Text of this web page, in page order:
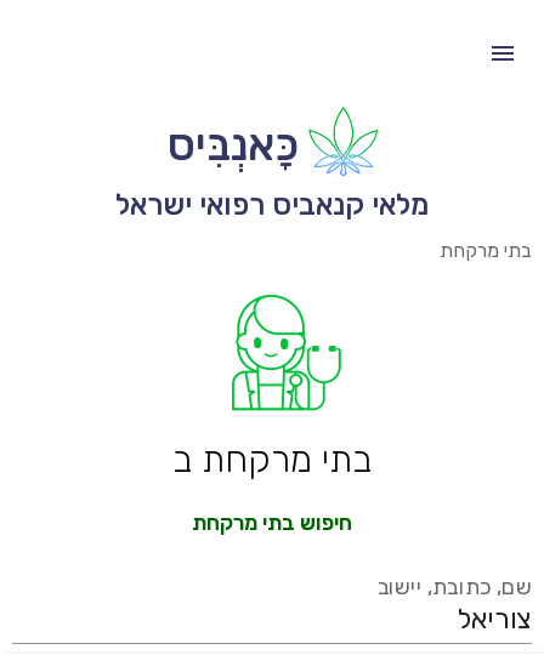
כָּאנְבִּיס
מלאי קנאביס רפואי ישראל
בתי מרקחת
בתי מרקחת ב
חיפוש בתי מרקחת
שם, כתובת, יישוב